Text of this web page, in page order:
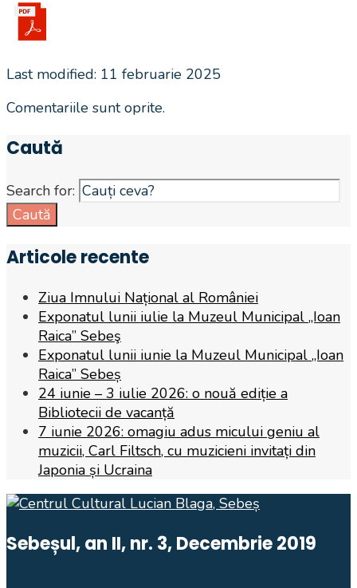
Last modified: 11 februarie 2025
Comentariile sunt oprite.
Caută
Search for:
Caută
Articole recente
Ziua Imnului Național al României
Exponatul lunii iulie la Muzeul Municipal „Ioan
Raica” Sebeş
Exponatul lunii iunie la Muzeul Municipal „Ioan
Raica” Sebeș
24 iunie – 3 iulie 2026: o nouă ediție a
Bibliotecii de vacanță
7 iunie 2026: omagiu adus micului geniu al
muzicii, Carl Filtsch, cu muzicieni invitați din
Japonia și Ucraina
Sebeșul, an II, nr. 3, Decembrie 2019